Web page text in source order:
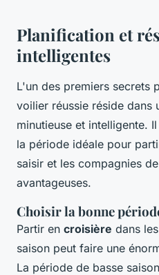
Planification et
intelligentes
L'un des premiers secrets
voilier réussie réside dans
minutieuse et intelligente.
la période idéale pour
saisir et les compagnies de
avantageuses.
Choisir la bonne
Partir en croisière dans les
saison peut faire une
La période de basse